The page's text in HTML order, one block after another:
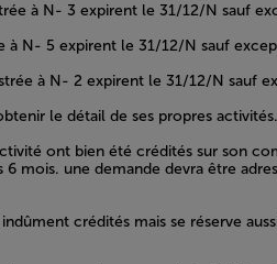
à N- 3 expirent le 31/12/N sauf
à N- 5 expirent le 31/12/N sauf
à N- 2 expirent le 31/12/N sauf
le détail de ses propres activités.
ont bien été crédités sur son
une demande devra être
crédités mais se réserve